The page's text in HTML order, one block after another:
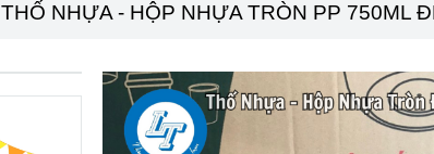
THỐ NHỰA - HỘP NHỰA TRÒN PP 750ML